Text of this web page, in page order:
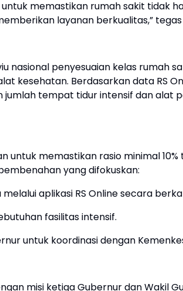
memastikan rumah sakit tidak
layanan berkualitas,” tegas
nasional penyesuaian kelas rumah
kesehatan. Berdasarkan data RS
jumlah tempat tidur intensif dan alat
untuk memastikan rasio minimal
yang difokuskan:
aplikasi RS Online secara
fasilitas intensif.
untuk koordinasi dengan
misi ketiga Gubernur dan Wakil